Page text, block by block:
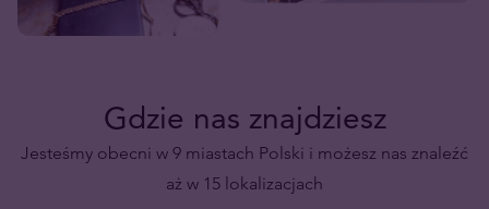
Gdzie nas znajdziesz
Jesteśmy obecni w 9 miastach Polski i możesz nas znaleźć
aż w 15 lokalizacjach